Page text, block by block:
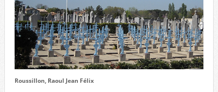
Roussillon, Raoul Jean Félix